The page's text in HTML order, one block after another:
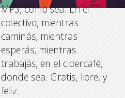
MP3, como sea. En el
colectivo, mientras
caminás, mientras
esperás, mientras
trabajás, en el cibercafé,
donde sea. Gratis, libre, y
feliz.